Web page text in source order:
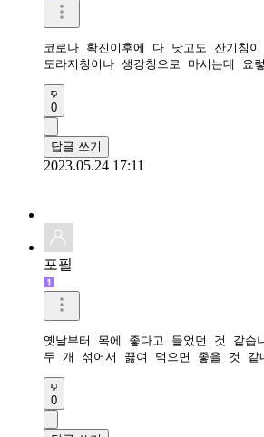
코로나 확진이후에 다 낫고도 잔기침
도라지청이나 생강청으로 마시는데
0
답글 쓰기
2023.05.24 17:11
포필
옛날부터 목에 좋다고 들었던 것 같습
두 개 섞어서 끓여 먹으면 좋을 것 같
0